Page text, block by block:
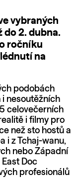
vybraných
do 2. dubna.
ročníku
na
podobách
nesoutěžních
celovečerních
i filmy pro
než sto hostů a
i z Tchaj-wanu,
nebo Západní
Doc
profesionálů